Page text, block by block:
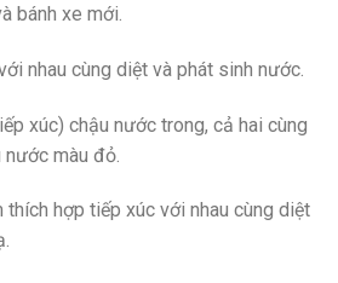
bánh xe mới.
nhau cùng diệt và phát sinh nước.
xúc) chậu nước trong, cả hai cùng
màu đỏ.
thích hợp tiếp xúc với nhau cùng diệt